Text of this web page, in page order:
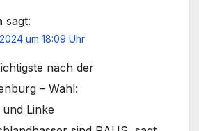
sagt:
um 18:09 Uhr
nach der
– Wahl:
Linke